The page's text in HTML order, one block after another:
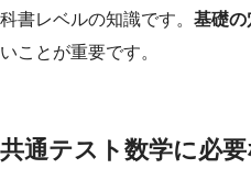
科書レベルの知識です。 基礎の
いことが重要です。
共通テスト数学に必